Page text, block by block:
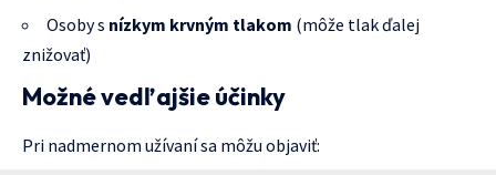
Osoby s nízkym krvným tlakom (môže tlak ďalej
znižovať)
Možné vedľajšie účinky
Pri nadmernom užívaní sa môžu objaviť: